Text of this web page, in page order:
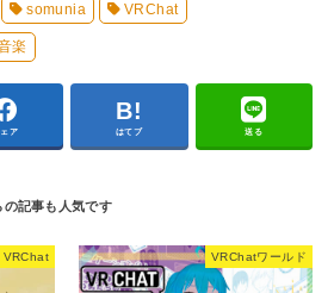
somunia VRChat
楽
ェア はてブ 送る
VRChat VRChatワールド